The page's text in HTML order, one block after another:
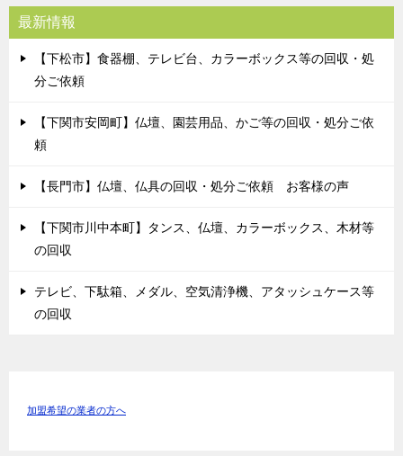
最新情報
【下松市】食器棚、テレビ台、カラーボックス等の回収・処
分ご依頼
【下関市安岡町】仏壇、園芸用品、かご等の回収・処分ご依
頼
【長門市】仏壇、仏具の回収・処分ご依頼 お客様の声
【下関市川中本町】タンス、仏壇、カラーボックス、木材等
の回収
テレビ、下駄箱、メダル、空気清浄機、アタッシュケース等
の回収
加盟希望の業者の方へ